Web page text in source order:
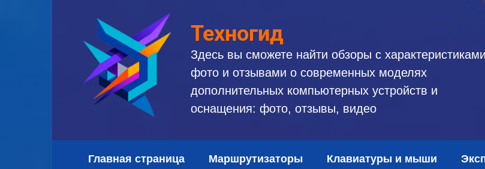
Техногид
Здесь вы сможете найти обзоры с
фото и отзывами о современных моделях
дополнительных компьютерных устройств и
оснащения: фото, отзывы, видео
Главная страница Маршрутизаторы Клавиатуры и мыши